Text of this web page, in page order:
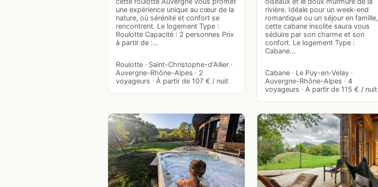
une expérience unique au cœur de la
nature, où sérénité et confort se
rencontrent. Le logement Type :
Roulotte Capacité : 2 personnes Prix
à partir de :…
Roulotte · Saint-Christophe-d'Allier ·
Auvergne-Rhône-Alpes · 2
voyageurs · À partir de 107 € / nuit
rivière. Idéale pour un week-end
romantique ou un séjour en famille,
cette cabane insolite saura vous
séduire par son charme et son
confort. Le logement Type :
Cabane…
Cabane · Le Puy-en-Velay ·
Auvergne-Rhône-Alpes · 4
voyageurs · À partir de 115 € / nuit